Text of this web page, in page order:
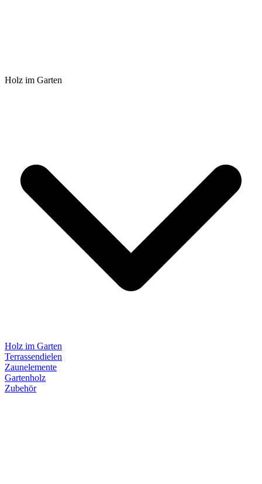
Holz im Garten
Holz im Garten
Terrassendielen
Zaunelemente
Gartenholz
Zubehör